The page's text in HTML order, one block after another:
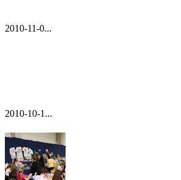
2010-11-0...
2010-10-1...